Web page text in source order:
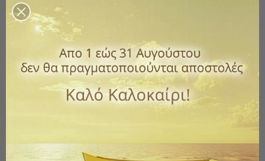
1,75 €
με ΦΠΑ
Χειροποίητο Αρωματικό λιβάνι ΛεβάνταΑγίου Όρους .
Επιλέξτε τη ποσότητα που επιθυμείτε.
Επιλέξτε ποσότητα